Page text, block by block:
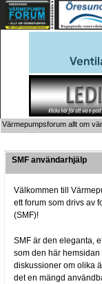
Värmepumpsforum allt om
SMF användarhjälp
Välkommen till
ett forum som drivs av
(SMF)!
SMF är den eleganta,
som den här
diskussioner om olika
det en mängd